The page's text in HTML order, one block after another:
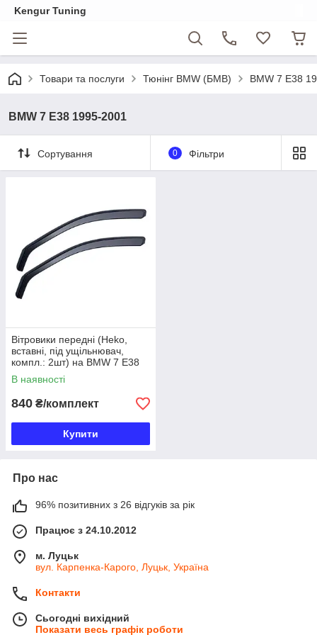
Kengur Tuning
Товари та послуги Тюнінг BMW (БМВ) BMW 7 E38
BMW 7 E38 1995-2001
Сортування 0 Фільтри
Вітровики передні (Heko,
вставні, під ущільнювач,
компл.: 2шт) на BMW 7 Е38
В наявності
840 ₴/комплект
Купити
Про нас
96% позитивних з 26 відгуків за рік
Працює з 24.10.2012
м. Луцьк
вул. Карпенка-Карого, Луцьк, Україна
Контакти
Сьогодні вихідний
Показати весь графік роботи